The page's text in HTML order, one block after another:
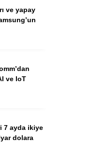
ve yapay
ve IoT
7 ayda ikiye
dolara